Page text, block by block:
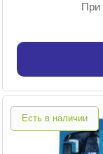
При
Есть в наличии